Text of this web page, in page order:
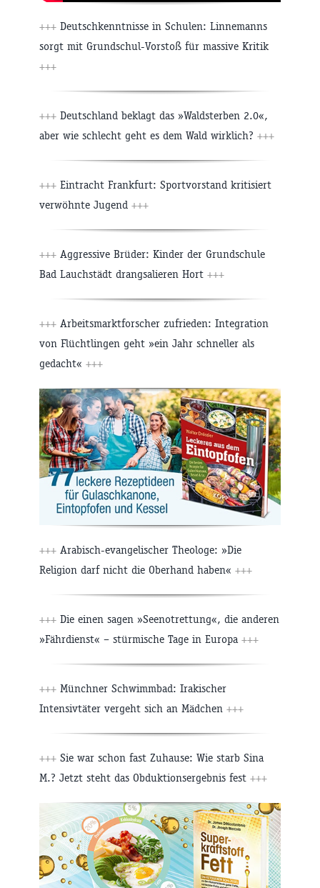
+++ Deutschkenntnisse in Schulen: Linnemanns
sorgt mit Grundschul-Vorstoß für massive Kritik
+++
+++ Deutschland beklagt das »Waldsterben 2.0«,
aber wie schlecht geht es dem Wald wirklich? +++
+++ Eintracht Frankfurt: Sportvorstand kritisiert
verwöhnte Jugend +++
+++ Aggressive Brüder: Kinder der Grundschule
Bad Lauchstädt drangsalieren Hort +++
+++ Arbeitsmarktforscher zufrieden: Integration
von Flüchtlingen geht »ein Jahr schneller als
gedacht« +++
+++ Arabisch-evangelischer Theologe: »Die
Religion darf nicht die Oberhand haben« +++
+++ Die einen sagen »Seenotrettung«, die anderen
»Fährdienst« – stürmische Tage in Europa +++
+++ Münchner Schwimmbad: Irakischer
Intensivtäter vergeht sich an Mädchen +++
+++ Sie war schon fast Zuhause: Wie starb Sina
M.? Jetzt steht das Obduktionsergebnis fest +++